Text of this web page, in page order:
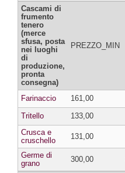
Cascami di
frumento
tenero
(merce
sfusa, posta
nei luoghi
di
produzione,
pronta
consegna)
PREZZO_MIN
Farinaccio 161,00
Tritello
133,00
Crusca e
cruschello
131,00
Germe di
grano
300,00